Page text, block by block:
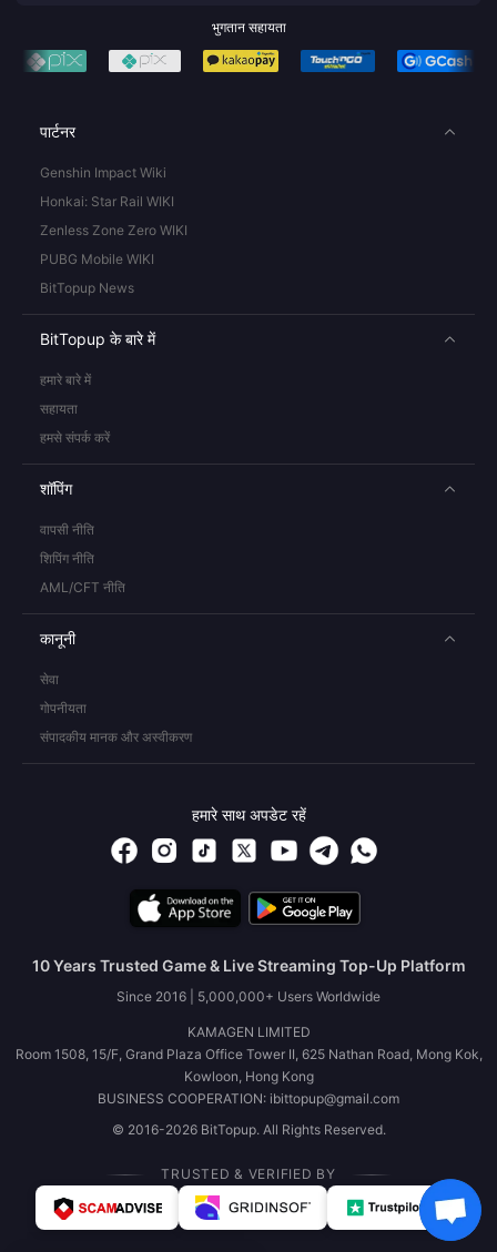
भुगतान सहायता
पार्टनर
Genshin Impact Wiki
Honkai: Star Rail WIKI
Zenless Zone Zero WIKI
PUBG Mobile WIKI
BitTopup News
BitTopup के बारे में
हमारे बारे में
सहायता
हमसे संपर्क करें
शॉपिंग
वापसी नीति
शिपिंग नीति
AML/CFT नीति
कानूनी
सेवा
गोपनीयता
संपादकीय मानक और अस्वीकरण
हमारे साथ अपडेट रहें
10 Years Trusted Game & Live Streaming Top-Up Platform
Since 2016 | 5,000,000+ Users Worldwide
KAMAGEN LIMITED
Room 1508, 15/F, Grand Plaza Office Tower II, 625 Nathan Road, Mong Kok,
Kowloon, Hong Kong
BUSINESS COOPERATION: ibittopup@gmail.com
© 2016-2026 BitTopup. All Rights Reserved.
TRUSTED & VERIFIED BY